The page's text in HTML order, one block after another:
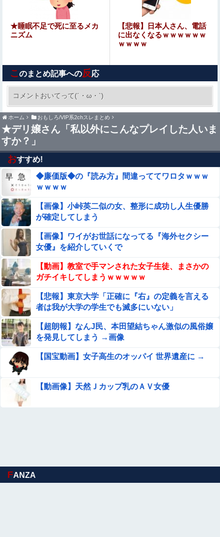
ｗｗｗｗｗｗｗｗｗｗｗｗｗｗ
パパ活不倫を暴露された大物芸人さん(63)、晒されたLINE
が面白すぎるｗｗｗｗｗｗｗｗｗ(画像ｱﾘ)
ライザの公式AIゲーム、エッチすぎて始まる♥
【画像】 あまりにも完璧過ぎるお姉ちゃんが見
つかってしまうｗｗｗｗｗ
元職場の要注意オバサン、引っ越し先でご近所になり粘着
開始！！「どこまで送って！」から始まり半年も経つと
「お金貸してくれない？」断ると翌日、玄関前にゴミが置
かれる
【速報】専門家「イオンモール熊本の爆心地に”こんなも
の”があったんだけど…」
【乞食速報】メキシコ麻薬カルテルのリーダーの情報提供
で39億円！お前ら急げ！
体調不良で休んでパチ●コ通ってたら、数十日単位の証拠
写真撮られて会社クビになった
【驚愕】SNSで異性とやりとり《不倫》になる？→既
婚男女の約7割がまさかの『こう』回答してしまうw w
w w w w w w
【画像あり】タイミーで行った会社に「直雇用のバイト」
で行った結果ｗｗｗｗｗ
特定外来カミキリムシに1匹300円の賞金をかけた高崎市、
初日に1170匹持ち込まれる
私の不倫が夫と娘にバレてしまい、今はお情けで家に置い
てもらっている状態です。行為を娘に見られていたなんて
全く気付きませんでした。娘の「汚...
【閲覧注意】陽キャ、洪水が起きた川を渡るチャレンジで
村全体を沸かせる ⇒ 村人（落ちろ… 落ちろ… 落ちろ…）
【悲報】 ドスケベまんさん、半裸で街を徘徊ｗｗｗｗ
ない29万人がポイント給付事業から排除された」
★睡眠不足で死に至るメカ
ニズム
【悲報】日本人さん、電話
に出なくなるｗｗｗｗｗｗ
ｗｗｗｗ
こ のまとめ記事への反応
コメントおいてって(´・ω・`)
ホーム おもしろ/VIP系2chスレまとめ
★デリ嬢さん「私以外にこんなプレイした人いま
すか？」
おすすめ!
◆廉価版◆の『読み方』間違っててワロタｗｗｗ
ｗｗｗｗ
【画像】小峠英二似の女、整形に成功し人生優勝
が確定してしまう
【画像】ワイがお世話になってる『海外セクシー
女優』を紹介していくで
【動画】教室で手マンされた女子生徒、まさかの
ガチイキしてしまうｗｗｗｗｗ
【悲報】東京大学「正確に『右』の定義を言える
者は我が大学の学生でも滅多にいない」
【超朗報】なんJ民、本田望結ちゃん激似の風俗嬢
を発見してしまう →画像
【国宝動画】女子高生のオッパイ 世界遺産に →
【動画像】天然Ｊカップ乳のＡＶ女優
FANZA